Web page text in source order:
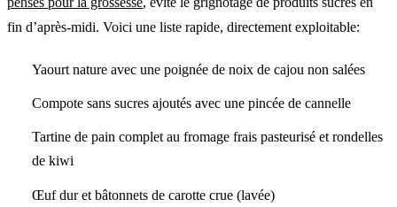
fin d’après-midi. Voici une liste rapide, directement exploitable:
Yaourt nature avec une poignée de noix de cajou non salées
Compote sans sucres ajoutés avec une pincée de cannelle
Tartine de pain complet au fromage frais pasteurisé et rondelles
de kiwi
Œuf dur et bâtonnets de carotte crue (lavée)